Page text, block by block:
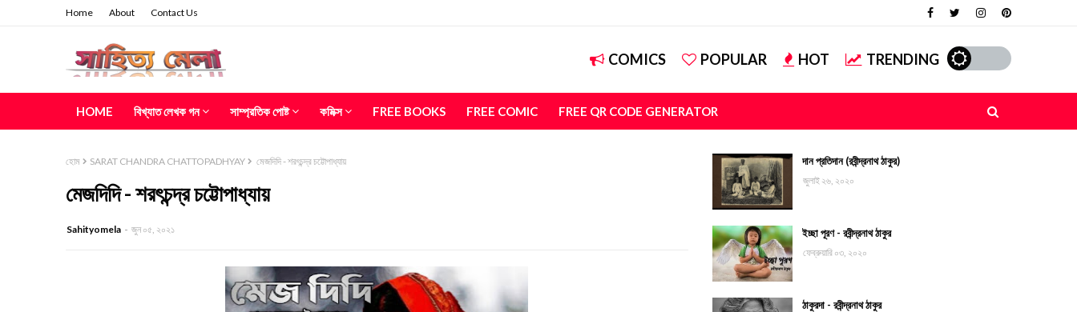
Home About Contact Us
COMICS POPULAR HOT TRENDING
HOME বিখ্যাত লেখক গন সাম্প্রতিক পোষ্ট কমিক্স FREE BOOKS FREE COMIC FREE QR CODE GENERATOR
হোম SARAT CHANDRA CHATTOPADHYAY মেজদিদি - শরৎচন্দ্র চট্টোপাধ্যায়
মেজদিদি - শরৎচন্দ্র চট্টোপাধ্যায়
Sahityomela জুন ০৫, ২০২১
দান প্রতিদান (রবীন্দ্রনাথ ঠাকুর)
জুলাই ২৬, ২০২০
ইচ্ছা পূরণ - রবীন্দ্রনাথ ঠাকুর
ফেব্রুয়ারি ০৩, ২০২০
ঠাকুরদা - রবীন্দ্রনাথ ঠাকুর